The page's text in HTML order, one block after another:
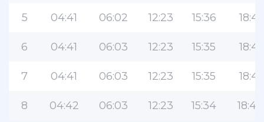
5 04:41 06:02 12:23 15:36 18:41
6 04:41 06:03 12:23 15:35 18:41
7 04:41 06:03 12:23 15:35 18:41
8 04:42 06:03 12:23 15:34 18:40